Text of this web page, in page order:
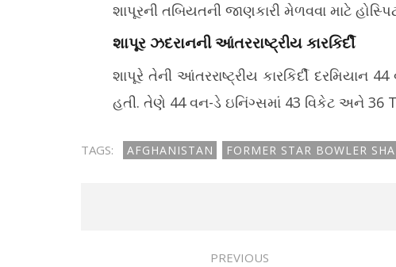
શાપૂરની તબિયતની જાણકારી મેળવવા માટે
શાપૂર ઝદરાનની આંતરરાષ્ટ્રીય કારકિર્દી
શાપૂરે તેની આંતરરાષ્ટ્રીય કારકિર્દી દરમિયાન
હતી. તેણે 44 વન-ડે ઇનિંગ્સમાં 43 વિકેટ અને 36
TAGS: AFGHANISTAN FORMER STAR BOWLER
PREVIOUS